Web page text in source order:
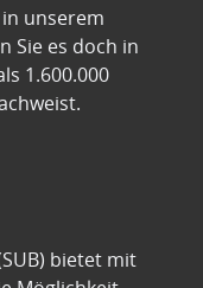
unserem
Sie es doch in
1.600.000
bietet mit